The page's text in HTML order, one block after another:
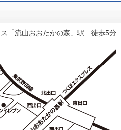
「流山おおたかの森」駅 徒歩5分